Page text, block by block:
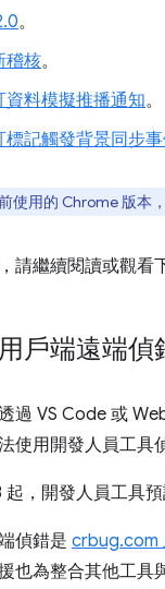
。
稽核。
資料模擬推播通知。
標記觸發背景同步
使用的 Chrome 版本
請繼續閱讀或觀看
戶端遠端偵
過 VS Code 或
使用開發人員工具
起，開發人員工具
偵錯是 crbug.com
也為整合其他工具